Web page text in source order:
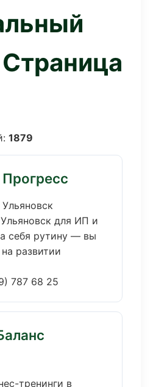
1879
для ИП и
себя рутину — вы
развитии
787 68 25
тренинги в